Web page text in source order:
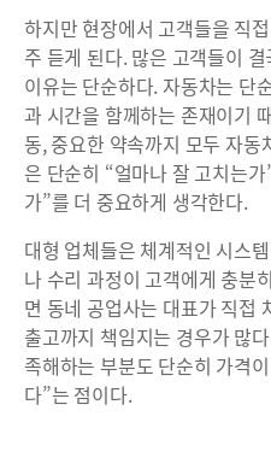
하지만 현장에서 고객들을 직
주 듣게 된다. 많은 고객들이
이유는 단순하다. 자동차는 단
과 시간을 함께하는 존재이기
동, 중요한 약속까지 모두 자동
은 단순히 “얼마나 잘 고치는
가”를 더 중요하게 생각한다.
대형 업체들은 체계적인 시스
나 수리 과정이 고객에게 충분
면 동네 공업사는 대표가 직접
출고까지 책임지는 경우가 많
족해하는 부분도 단순히 가격
다”는 점이다.